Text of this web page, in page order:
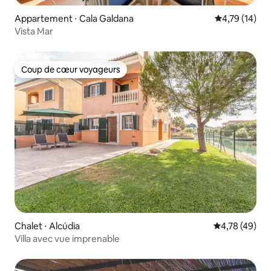
Appartement ⋅ Cala Galdana Évaluation
4,79 (14)
Vista Mar
Coup de cœur voyageurs
Coup de cœur voyageurs
Chalet ⋅ Alcúdia Évaluation
4,78 (49)
Villa avec vue imprenable